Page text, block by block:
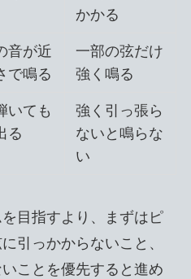
かかる
音が近
で鳴る
一部の弦だけ
強く鳴る
いても
る
強く引っ張ら
ないと鳴らな
い
目指すより、まずはピ
引っかからないこと、
ことを優先すると進め